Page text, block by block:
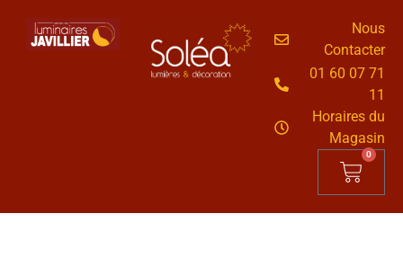
Nous
Contacter
01 60 07 71
11
Horaires du
Magasin
0